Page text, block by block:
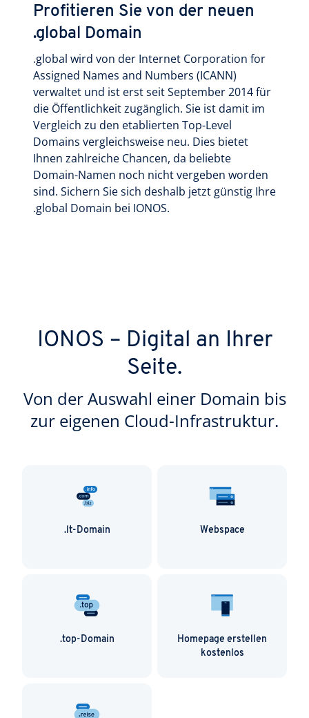
Profitieren Sie von der neuen
.global Domain
.global wird von der Internet Corporation for
Assigned Names and Numbers (ICANN)
verwaltet und ist erst seit September 2014 für
die Öffentlichkeit zugänglich. Sie ist damit im
Vergleich zu den etablierten Top-Level
Domains vergleichsweise neu. Dies bietet
Ihnen zahlreiche Chancen, da beliebte
Domain-Namen noch nicht vergeben worden
sind. Sichern Sie sich deshalb jetzt günstig Ihre
.global Domain bei IONOS.
IONOS – Digital an Ihrer
Seite.
Von der Auswahl einer Domain bis
zur eigenen Cloud-Infrastruktur.
.lt-Domain Webspace
.top-Domain
Homepage erstellen
kostenlos